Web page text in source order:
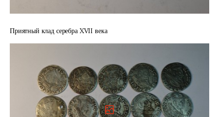
Приятный клад серебра XVII века